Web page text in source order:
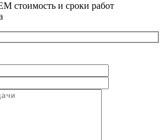
стоимость и сроки работ